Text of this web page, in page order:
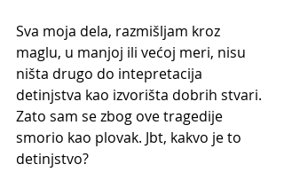
Sva moja dela, razmišljam kroz
maglu, u manjoj ili većoj meri, nisu
ništa drugo do intepretacija
detinjstva kao izvorišta dobrih stvari.
Zato sam se zbog ove tragedije
smorio kao plovak. Jbt, kakvo je to
detinjstvo?